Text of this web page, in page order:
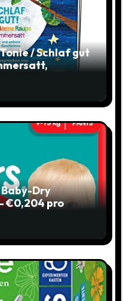
/ Schlaf gut
/ mit Coupon
Baby-Dry
€0,204 pro
€38,39